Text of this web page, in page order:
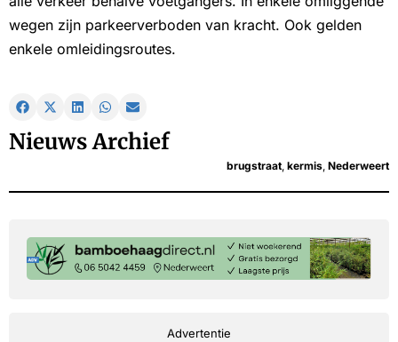
wegen zijn parkeerverboden van kracht. Ook gelden
enkele omleidingsroutes.
Nieuws Archief
brugstraat, kermis, Nederweert
Advertentie